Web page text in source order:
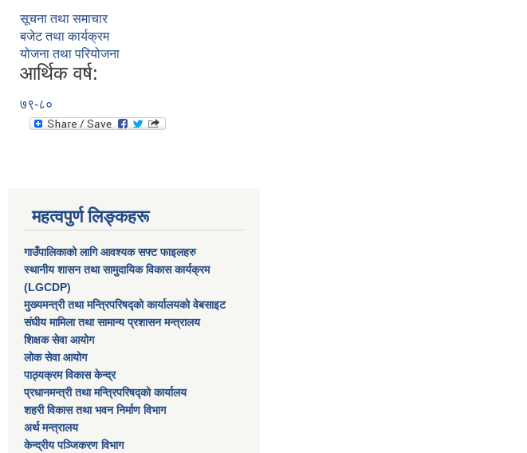
सूचना तथा समाचार
बजेट तथा कार्यक्रम
योजना तथा परियोजना
आर्थिक वर्ष:
७९-८०
महत्वपुर्ण लिङ्कहरू
गाउँपालिकाको लागि आवश्यक सफ्ट फाइलहरु
स्थानीय शासन तथा सामुदायिक विकास कार्यक्रम
(LGCDP)
मुख्यमन्त्री तथा मन्त्रिपरिषद्को कार्यालयको वेबसाइट
संघीय मामिला तथा सामान्य प्रशासन मन्त्रालय
शिक्षक सेवा आयोग
लोक सेवा आयोग
पाठ्यक्रम विकास केन्द्र
प्रधानमन्त्री तथा मन्त्रिपरिषद्को कार्यालय
शहरी विकास तथा भवन निर्माण विभाग
अर्थ मन्त्रालय
केन्द्रीय पञ्जिकरण विभाग